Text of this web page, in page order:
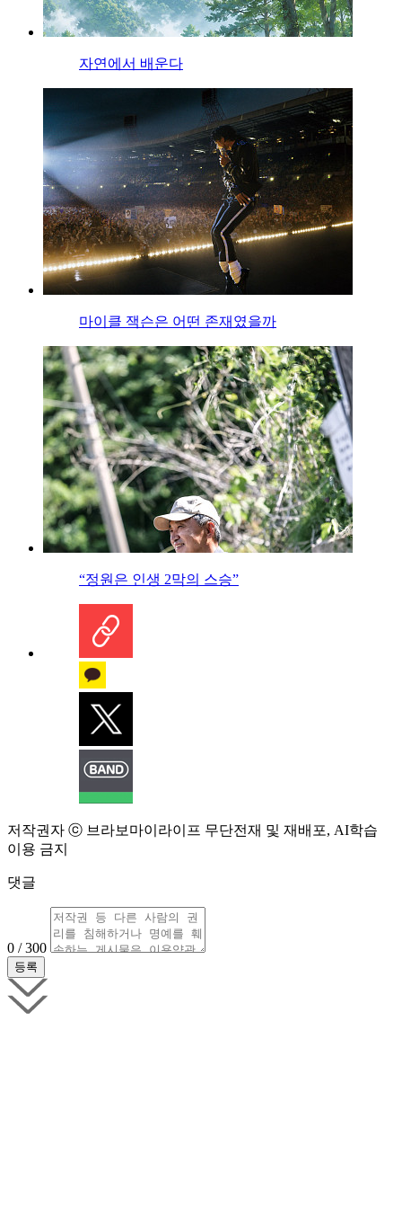
자연에서 배운다
마이클 잭슨은 어떤 존재였을까
“정원은 인생 2막의 스승”
저작권자 ⓒ 브라보마이라이프 무단전재 및 재배포, AI학습
이용 금지
댓글
0 / 300